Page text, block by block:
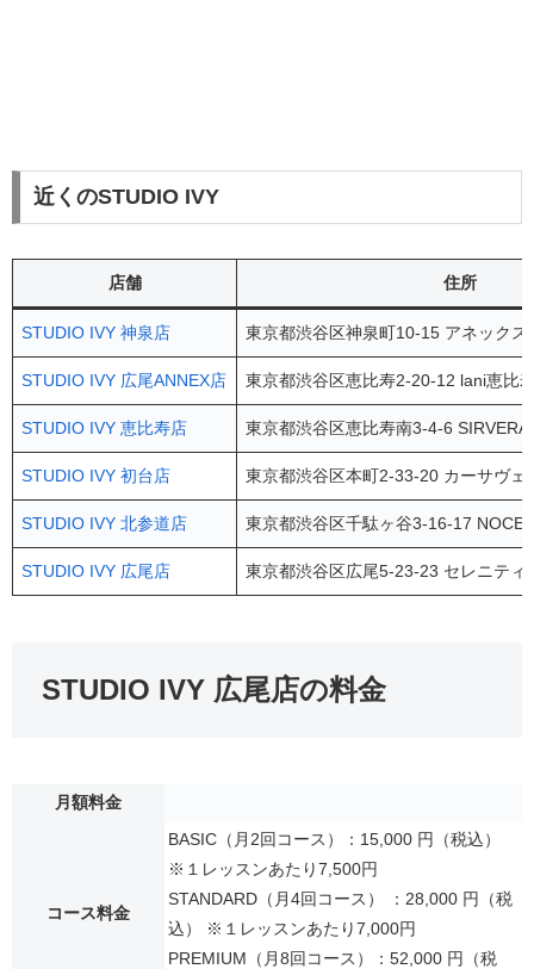
近くのSTUDIO IVY
店舗 住所
STUDIO IVY 神泉店 東京都渋谷区神泉町10-15 アネックス
STUDIO IVY 広尾ANNEX店 東京都渋谷区恵比寿2-20-12 lani恵比
STUDIO IVY 恵比寿店 東京都渋谷区恵比寿南3-4-6
STUDIO IVY 初台店 東京都渋谷区本町2-33-20 カーサヴェ
STUDIO IVY 北参道店 東京都渋谷区千駄ヶ谷3-16-17 NOCE
STUDIO IVY 広尾店 東京都渋谷区広尾5-23-23 セレニティ
STUDIO IVY 広尾店の料金
月額料金
コース料金
BASIC（月2回コース）：15,000 円（税込）
※１レッスンあたり7,500円
STANDARD（月4回コース） ：28,000 円（税
込） ※１レッスンあたり7,000円
PREMIUM（月8回コース）：52,000 円（税